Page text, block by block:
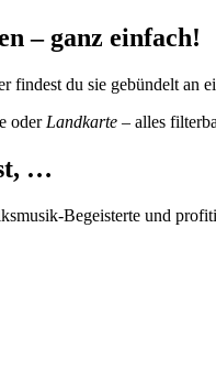
– ganz einfach!
du sie gebündelt an
oder Landkarte – alles
…
Begeisterte und